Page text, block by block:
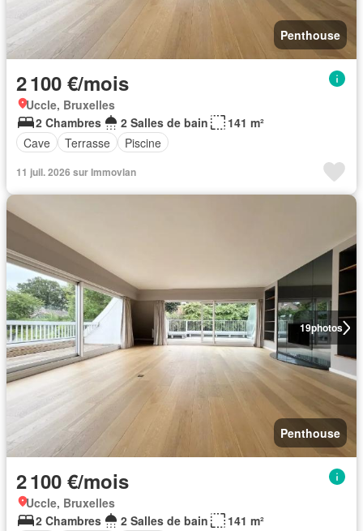
Penthouse
2 100 €/mois
Uccle, Bruxelles
2 Chambres
2 Salles de bain
141 m²
Cave
Terrasse Piscine
11 juil. 2026 sur Immovlan
19photos
Penthouse
2 100 €/mois
Uccle, Bruxelles
2 Chambres
2 Salles de bain
141 m²